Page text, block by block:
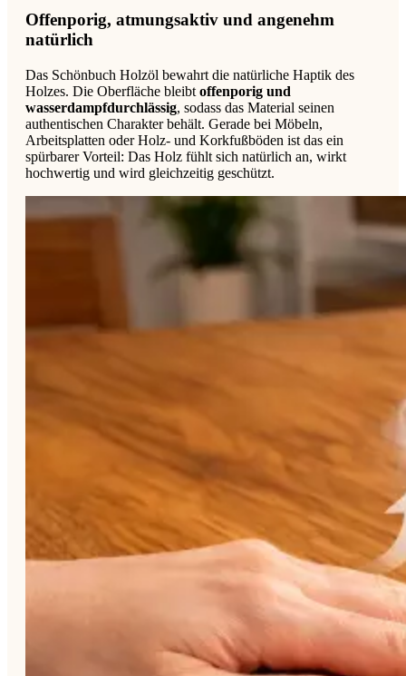
Offenporig, atmungsaktiv und angenehm
natürlich
Das Schönbuch Holzöl bewahrt die natürliche Haptik des
Holzes. Die Oberfläche bleibt offenporig und
wasserdampfdurchlässig, sodass das Material seinen
authentischen Charakter behält. Gerade bei Möbeln,
Arbeitsplatten oder Holz- und Korkfußböden ist das ein
spürbarer Vorteil: Das Holz fühlt sich natürlich an, wirkt
hochwertig und wird gleichzeitig geschützt.